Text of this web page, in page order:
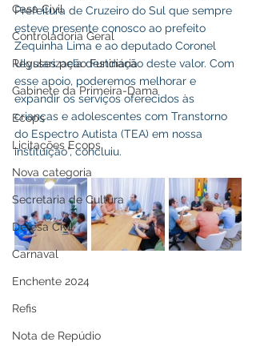
Casa Civil
Controladoria Geral
Regularização Fundiária
Gabinete da Primeira-Dama
Ecops
Licitações Ecops
Nova categoria
Secretaria de Cultura
Defesa Civil
Carnaval
Enchente 2024
Refis
Nota de Repúdio
Prefeitura de Cruzeiro do Sul que sempre
esteve presente conosco ao prefeito
Zequinha Lima e ao deputado Coronel
Ulysses pela destinação deste valor. Com
esse apoio, poderemos melhorar e
expandir os serviços oferecidos às
crianças e adolescentes com Transtorno
do Espectro Autista (TEA) em nossa
instituição”, concluiu.